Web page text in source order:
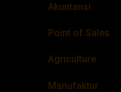
Akuntansi
Point of Sales
Agriculture
Manufaktur